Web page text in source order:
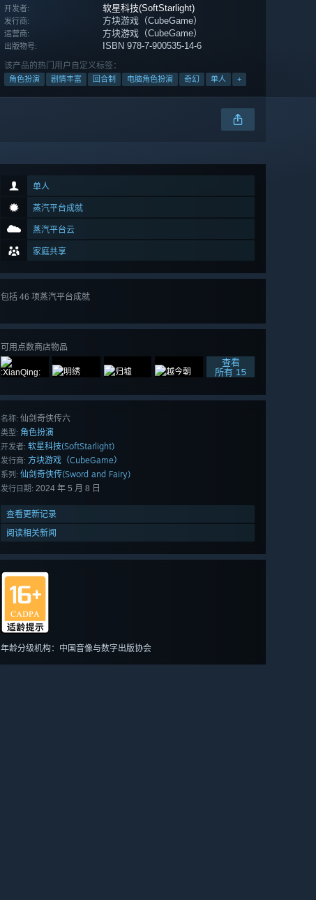
开发者: 软星科技(SoftStarlight)
发行商: 方块游戏（CubeGame）
运营商: 方块游戏（CubeGame）
出版物号: ISBN 978-7-900535-14-6
该产品的热门用户自定义标签：
角色扮演 剧情丰富 回合制 电脑角色扮演 奇幻 单人 +
单人
蒸汽平台成就
蒸汽平台云
家庭共享
包括 46 项蒸汽平台成就
可用点数商店物品
查看
所有 15
名称: 仙剑奇侠传六
类型: 角色扮演
开发者: 软星科技(SoftStarlight)
发行商: 方块游戏（CubeGame）
系列: 仙剑奇侠传(Sword and Fairy)
发行日期: 2024 年 5 月 8 日
查看更新记录
阅读相关新闻
年龄分级机构：中国音像与数字出版协会